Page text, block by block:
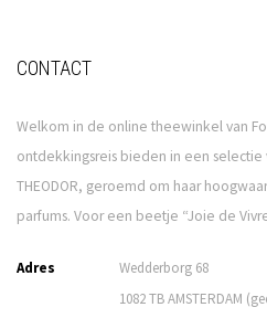
CONTACT
Welkom in de online theewinkel van
ontdekkingsreis bieden in een selectie
THEODOR, geroemd om haar
parfums. Voor een beetje “Joie de
Adres
Wedderborg 68
1082 TB AMSTERDAM